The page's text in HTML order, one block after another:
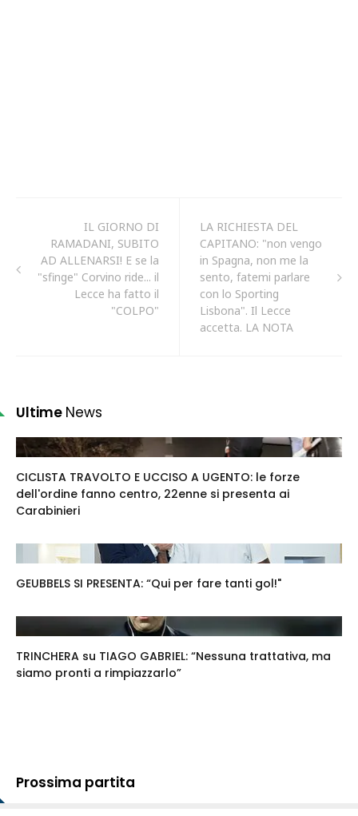
IL GIORNO DI
RAMADANI, SUBITO
AD ALLENARSI! E se la
"sfinge" Corvino ride... il
Lecce ha fatto il
"COLPO"
LA RICHIESTA DEL
CAPITANO: "non vengo
in Spagna, non me la
sento, fatemi parlare
con lo Sporting
Lisbona". Il Lecce
accetta. LA NOTA
Ultime News
CICLISTA TRAVOLTO E UCCISO A UGENTO: le forze
dell'ordine fanno centro, 22enne si presenta ai
Carabinieri
GEUBBELS SI PRESENTA: “Qui per fare tanti gol!"
TRINCHERA su TIAGO GABRIEL: “Nessuna trattativa, ma
siamo pronti a rimpiazzarlo”
Prossima partita